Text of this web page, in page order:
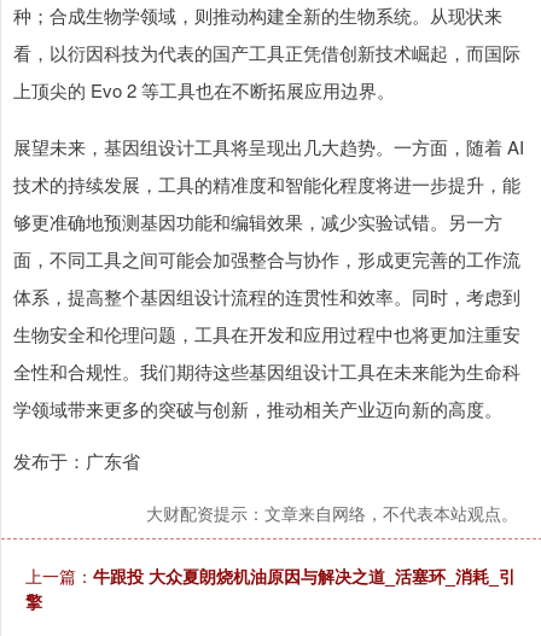
种；合成生物学领域，则推动构建全新的生物系统。从现状来
看，以衍因科技为代表的国产工具正凭借创新技术崛起，而国际
上顶尖的 Evo 2 等工具也在不断拓展应用边界。
展望未来，基因组设计工具将呈现出几大趋势。一方面，随着 AI
技术的持续发展，工具的精准度和智能化程度将进一步提升，能
够更准确地预测基因功能和编辑效果，减少实验试错。另一方
面，不同工具之间可能会加强整合与协作，形成更完善的工作流
体系，提高整个基因组设计流程的连贯性和效率。同时，考虑到
生物安全和伦理问题，工具在开发和应用过程中也将更加注重安
全性和合规性。我们期待这些基因组设计工具在未来能为生命科
学领域带来更多的突破与创新，推动相关产业迈向新的高度。
发布于：广东省
大财配资提示：文章来自网络，不代表本站观点。
上一篇： 牛跟投 大众夏朗烧机油原因与解决之道_活塞环_消耗_引
擎